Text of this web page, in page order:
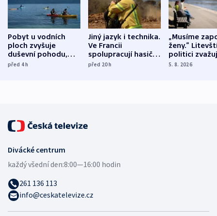
Pobyt u vodních
ploch zvyšuje
duševní pohodu,
ukázala
před 4h
Jiný jazyk i technika.
Ve Francii
spolupracují hasiči z
různých zemí
před 20h
„Musíme
ženy.“
politici
dohodu o
5. 8. 2026
Divácké centrum
každý všední den:8:00—16:00 hodin
261 136 113
info@ceskatelevize.cz